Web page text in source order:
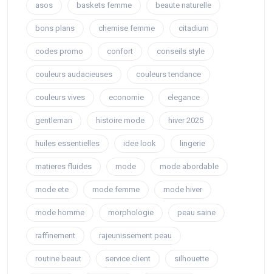
asos baskets femme beaute naturelle
bons plans chemise femme citadium
codes promo confort conseils style
couleurs audacieuses couleurs tendance
couleurs vives economie elegance
gentleman histoire mode hiver 2025
huiles essentielles idee look lingerie
matieres fluides mode mode abordable
mode ete mode femme mode hiver
mode homme morphologie peau saine
raffinement rajeunissement peau
routine beaut service client silhouette